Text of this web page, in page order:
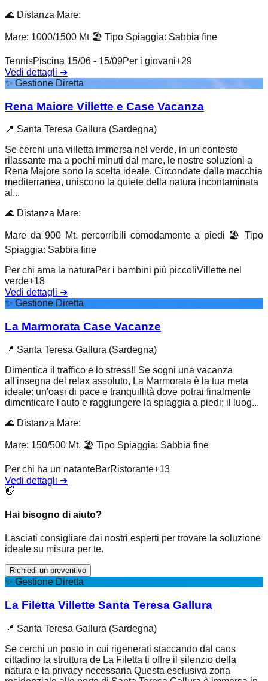
🌊 Distanza Mare:
Mare: 1000/1500 Mt 🏖️ Tipo Spiaggia: Sabbia fine
TennisPiscina 15/06 - 15/09Per i giovani+29
Vedi dettagli ➔
✨ Gestione Diretta
Rena Maiore Villette e Case Vacanza
📍 Santa Teresa Gallura (Sardegna)
Se cerchi una villetta immersa nel verde, in un contesto
rilassante ma a pochi minuti dal mare, le nostre soluzioni a
Rena Majore sono la scelta ideale. Circondate dalla macchia
mediterranea, uniscono la quiete della natura incontaminata
al...
🌊 Distanza Mare:
Mare da 900 Mt. percorribili comodamente a piedi 🏖️ Tipo
Spiaggia: Sabbia fine
Per chi ama la naturaPer i bambini più piccoliVillette nel
verde+18
Vedi dettagli ➔
✨ Gestione Diretta
La Marmorata Case Vacanze
📍 Santa Teresa Gallura (Sardegna)
Dimentica il traffico e lo stress!! Se sogni una vacanza
all'insegna del relax assoluto, La Marmorata è la tua meta
ideale: un'oasi di pace e tranquillità dove potrai finalmente
dimenticare l'auto e raggiungere la spiaggia a piedi; il luog...
🌊 Distanza Mare:
Mare: 150/500 Mt. 🏖️ Tipo Spiaggia: Sabbia fine
Per chi ha un natanteBarRistorante+13
Vedi dettagli ➔
👋
Hai bisogno di aiuto?
Lasciati consigliare dai nostri esperti per trovare la soluzione
ideale su misura per te.
Richiedi un preventivo
✨ Gestione Diretta
La Filetta Villette Santa Teresa Gallura
📍 Santa Teresa Gallura (Sardegna)
Se cerchi un posto in cui rigenerati staccando dal caos
cittadino la struttura de La Filetta ti offre il silenzio della
natura e la privacy necessaria Questa esclusiva zona